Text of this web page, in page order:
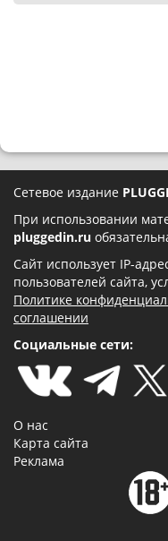
Сетевое издание
При использовании
pluggedin.ru
Сайт использует IP-
пользователей сайта,
Политике
соглашении
Социальные сети:
О нас
Карта сайта
Реклама